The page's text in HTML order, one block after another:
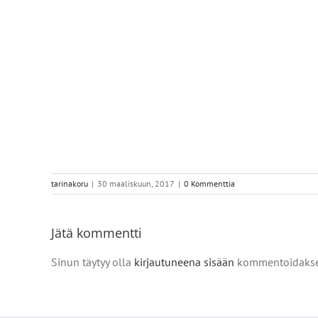
tarinakoru | 30 maaliskuun, 2017 | 0 Kommenttia
Jätä kommentti
Sinun täytyy olla kirjautuneena sisään